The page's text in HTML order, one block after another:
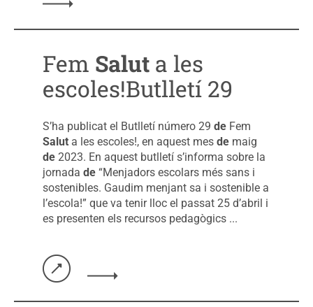
Fem Saluta les
escoles!Butlletí 29
S’ha publicat el Butlletí número 29 deFem
Saluta les escoles!, en aquest mes demaig
de2023. En aquest butlletí s’informa sobre la
jornada de“Menjadors escolars més sans i
sostenibles. Gaudim menjant sa i sostenible a
l’escola!” que va tenir lloc el passat 25 d’abril i
es presenten els recursos pedagògics ...
Llegir més sobre: Fem Salut a les escoles!